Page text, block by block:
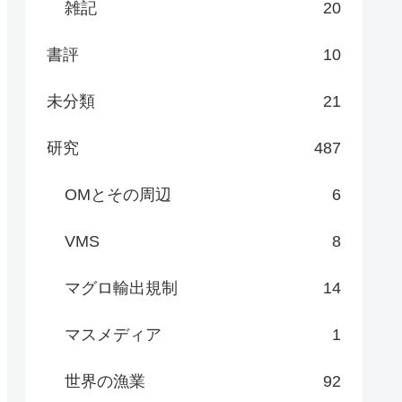
雑記 20
書評 10
未分類 21
研究 487
OMとその周辺 6
VMS 8
マグロ輸出規制 14
マスメディア 1
世界の漁業 92